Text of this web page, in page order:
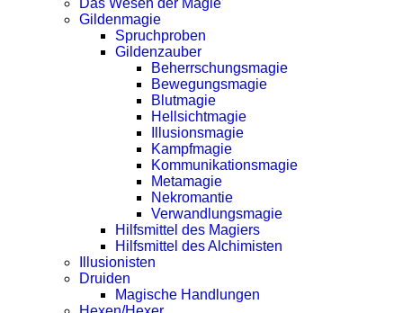
Das Wesen der Magie
Gildenmagie
Spruchproben
Gildenzauber
Beherrschungsmagie
Bewegungsmagie
Blutmagie
Hellsichtmagie
Illusionsmagie
Kampfmagie
Kommunikationsmagie
Metamagie
Nekromantie
Verwandlungsmagie
Hilfsmittel des Magiers
Hilfsmittel des Alchimisten
Illusionisten
Druiden
Magische Handlungen